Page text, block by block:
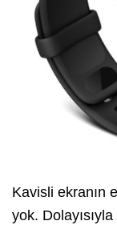
Kavisli ekranın
yok.